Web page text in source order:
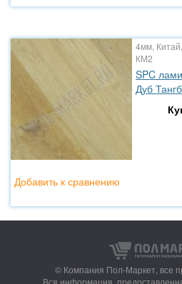
4мм,
КМ2
SPC
Дуб
Добавить к сравнению
© Компания Пол-Маркет, все
Вся информация,